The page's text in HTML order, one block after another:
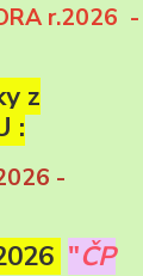
r.2026 -
z
:
-
"ČP